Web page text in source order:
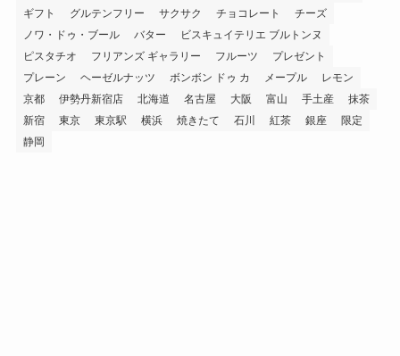
ギフト
グルテンフリー サクサク チョコレート
チーズ
ノワ・ドゥ・ブール
バター
ビスキュイテリエ ブルトンヌ
ピスタチオ
フリアンズ ギャラリー フルーツ
プレゼント
プレーン
ヘーゼルナッツ ボンボン ドゥ カ メープル
レモン
京都
伊勢丹新宿店 北海道 名古屋 大阪 富山 手土産
抹茶
新宿
東京 東京駅 横浜 焼きたて 石川 紅茶 銀座
限定
静岡